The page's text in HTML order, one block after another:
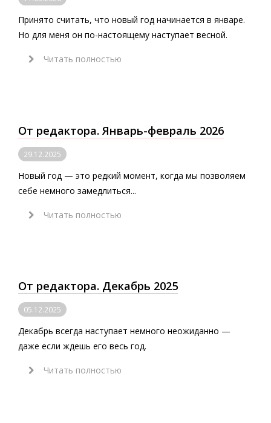
Принято считать, что новый год начинается в январе.
Но для меня он по-настоящему наступает весной.
Читать полностью
От редактора. Январь-февраль 2026
29.12.2025
Новый год — это редкий момент, когда мы позволяем
себе немного замедлиться...
Читать полностью
От редактора. Декабрь 2025
05.12.2025
Декабрь всегда наступает немного неожиданно —
даже если ждешь его весь год.
Читать полностью